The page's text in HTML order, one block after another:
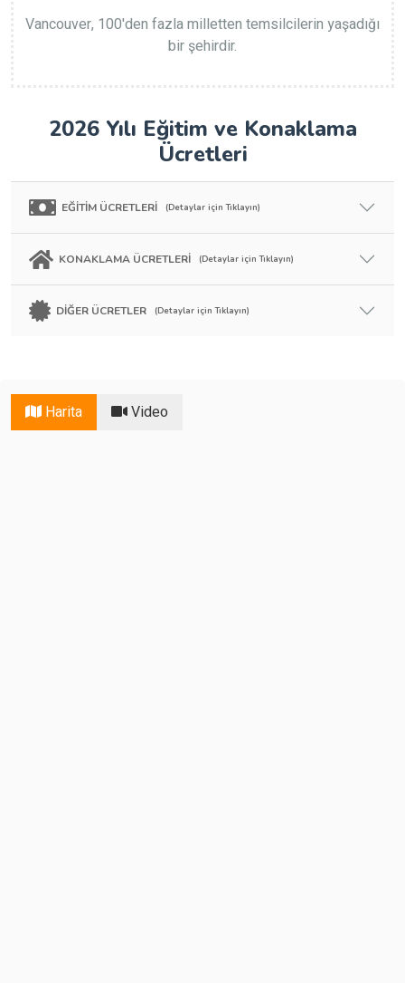
Vancouver, 100'den fazla milletten temsilcilerin yaşadığı
bir şehirdir.
2026 Yılı Eğitim ve Konaklama
Ücretleri
EĞİTİM ÜCRETLERİ (Detaylar için Tıklayın)
KONAKLAMA ÜCRETLERİ (Detaylar için Tıklayın)
DİĞER ÜCRETLER (Detaylar için Tıklayın)
Harita Video